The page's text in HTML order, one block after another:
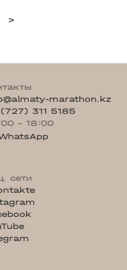
>
marathon.kz
311 5185
- 18:00
сети